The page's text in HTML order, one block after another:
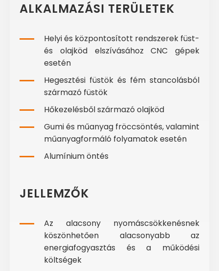
ALKALMAZÁSI TERÜLETEK
Helyi és központosított rendszerek füst-
és olajköd elszívásához CNC gépek
esetén
Hegesztési füstök és fém stancolásból
származó füstök
Hőkezelésből származó olajköd
Gumi és műanyag fröccsöntés, valamint
műanyagformáló folyamatok esetén
Alumínium öntés
JELLEMZŐK
Az alacsony nyomáscsökkenésnek
köszönhetően alacsonyabb az
energiafogyasztás és a működési
költségek